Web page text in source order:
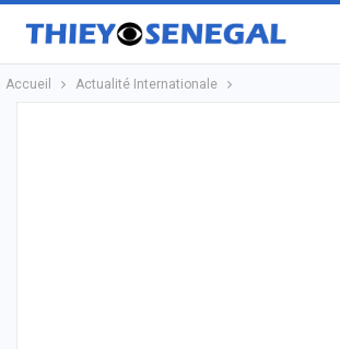
Accueil Actualité Internationale